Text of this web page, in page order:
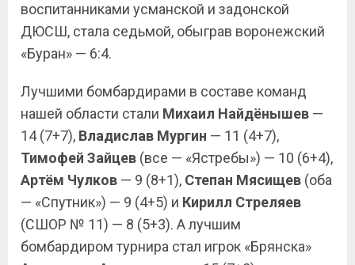
воспитанниками усманской и задонской
ДЮСШ, стала седьмой, обыграв воронежский
«Буран» — 6:4.
Лучшими бомбардирами в составе команд
нашей области стали Михаил Найдёнышев —
14 (7+7), Владислав Мургин — 11 (4+7),
Тимофей Зайцев (все — «Ястребы») — 10 (6+4),
Артём Чулков — 9 (8+1), Степан Мясищев (оба
— «Спутник») — 9 (4+5) и Кирилл Стреляев
(СШОР № 11) — 8 (5+3). А лучшим
бомбардиром турнира стал игрок «Брянска»